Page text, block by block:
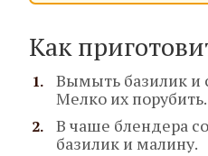
Как
Вымыть базилик и
Мелко их порубить.
В чаше блендера
базилик и малину.